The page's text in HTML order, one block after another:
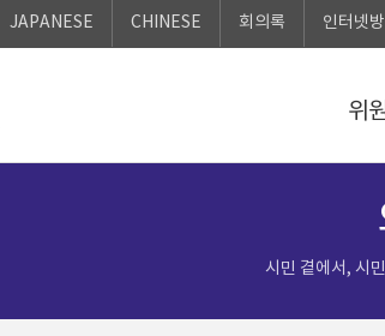
JAPANESE CHINESE 회의록 인터넷
위
시민 곁에서, 시